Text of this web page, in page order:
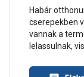
Habár
cserepekben
vannak a
lelassulnak,
többet –